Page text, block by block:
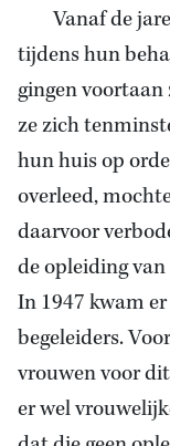
Vanaf de
tijdens hun
gingen voortaan
ze zich
hun huis op
overleed,
daarvoor
de opleiding
In 1947 kwam
begeleiders.
vrouwen voor
er wel